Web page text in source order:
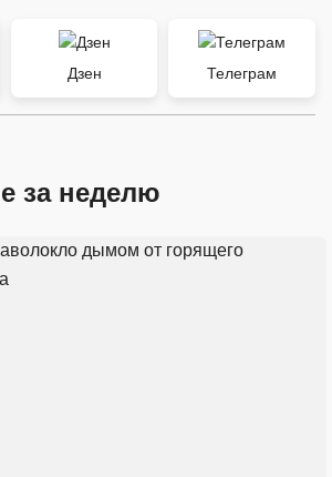
Дзен Телеграм
за неделю